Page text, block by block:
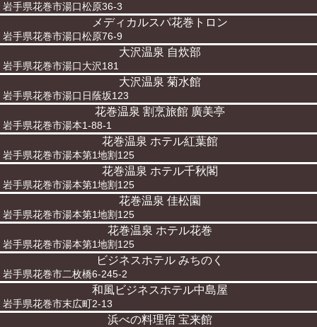
岩手県花巻市湯口松原36-3
メディカルスパ花巻トロン
岩手県花巻市湯口松原76-9
大沢温泉 自炊部
岩手県花巻市湯口大沢181
大沢温泉 菊水館
岩手県花巻市湯口日蔭坂123
花巻温泉 割烹旅館 廣美亭
岩手県花巻市湯本1-88-1
花巻温泉 ホテル紅葉館
岩手県花巻市湯本第1地割125
花巻温泉 ホテル千秋閣
岩手県花巻市湯本第1地割125
花巻温泉 佳松園
岩手県花巻市湯本第1地割125
花巻温泉 ホテル花巻
岩手県花巻市湯本第1地割125
ビジネスホテル みちのく
岩手県花巻市二枚橋6-245-2
和風ビジネスホテル中島屋
岩手県花巻市末広町2-13
浜べの料理宿 宝来館